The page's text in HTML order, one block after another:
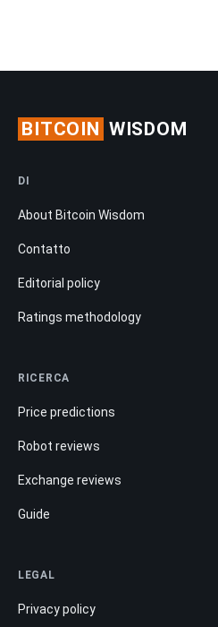
BITCOIN WISDOM
DI
About Bitcoin Wisdom
Contatto
Editorial policy
Ratings methodology
RICERCA
Price predictions
Robot reviews
Exchange reviews
Guide
LEGAL
Privacy policy